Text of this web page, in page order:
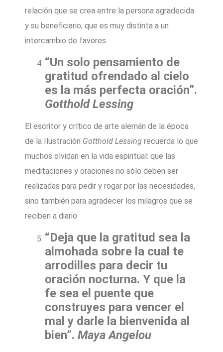
relación que se crea entre la persona agradecida
y su beneficiario, que es muy distinta a un
intercambio de favores.
“Un solo pensamiento de
gratitud ofrendado al cielo
es la más perfecta oración”.
Gotthold Lessing
El escritor y crítico de arte alemán de la época
de la Ilustración Gotthold Lessing recuerda lo que
muchos olvidan en la vida espiritual: que las
meditaciones y oraciones no sólo deben ser
realizadas para pedir y rogar por las necesidades,
sino también para agradecer los milagros que se
reciben a diario.
“Deja que la gratitud sea la
almohada sobre la cual te
arrodilles para decir tu
oración nocturna. Y que la
fe sea el puente que
construyes para vencer el
mal y darle la bienvenida al
bien”. Maya Angelou